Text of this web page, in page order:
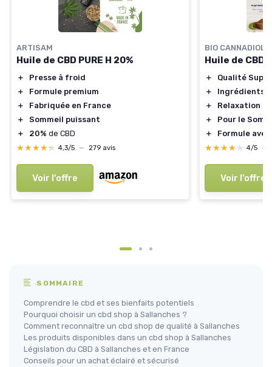
ARTISAM
Huile de CBD PURE H 20%
＋
Presse à froid
＋
Formule premium
＋
Fabriquée en France
＋
Sommeil puissant
＋
20% de CBD
★★★★★
★★★★★ 4,3/5 — 279 avis
Voir l'offre
BIO CANNADIOL
Huile de CBD
＋
Qualité
＋
Ingrédients
＋
Relaxation
＋
Pour le
＋
Formule avec
★★★★★
★★★★★ 4/5 —
Voir l'offre
SOMMAIRE
Comprendre le cbd et ses bienfaits potentiels
Pourquoi choisir un cbd shop à Sallanches ?
Comment reconnaître un cbd shop de qualité à Sallanches
Les produits disponibles dans un cbd shop à Sallanches
Législation du CBD à Sallanches et en France
Conseils pour un achat éclairé et sécurisé